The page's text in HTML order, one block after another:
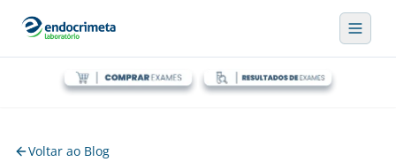
Voltar ao Blog